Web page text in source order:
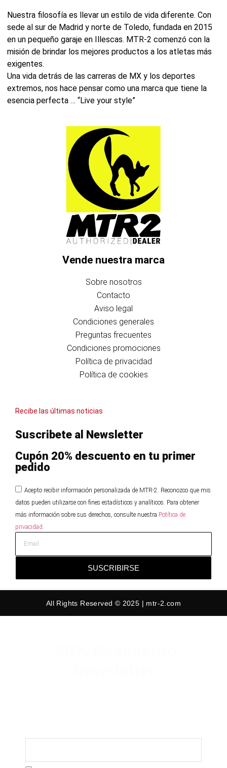
Nuestra filosofía es llevar un estilo de vida diferente. Con
sede al sur de Madrid y norte de Toledo, fundada en 2015
en un pequeño garaje en Illescas. MTR-2 comenzó con la
misión de brindar los mejores productos a los atletas más
exigentes.
Una vida detrás de las carreras de MX y los deportes
extremos, nos hace pensar como una marca que tiene la
esencia perfecta … “Live your style”
Vende nuestra marca
Sobre nosotros
Contacto
Aviso legal
Condiciones generales
Preguntas frecuentes
Condiciones promociones
Política de privacidad
Política de cookies
Recibe las últimas noticias
Suscribete al Newsletter
Cupón 20% descuento en tu primer
pedido
Acepto recibir información personalizada de MTR-2. Reconozco que mis
datos pueden utilizarse con fines estadísticos y analíticos. Para obtener
más información sobre sus derechos, consulte nuestra Potítica de
privacidad.
SUSCRIBIRSE
All Rights Reserved © 2025 | mtr-2.com